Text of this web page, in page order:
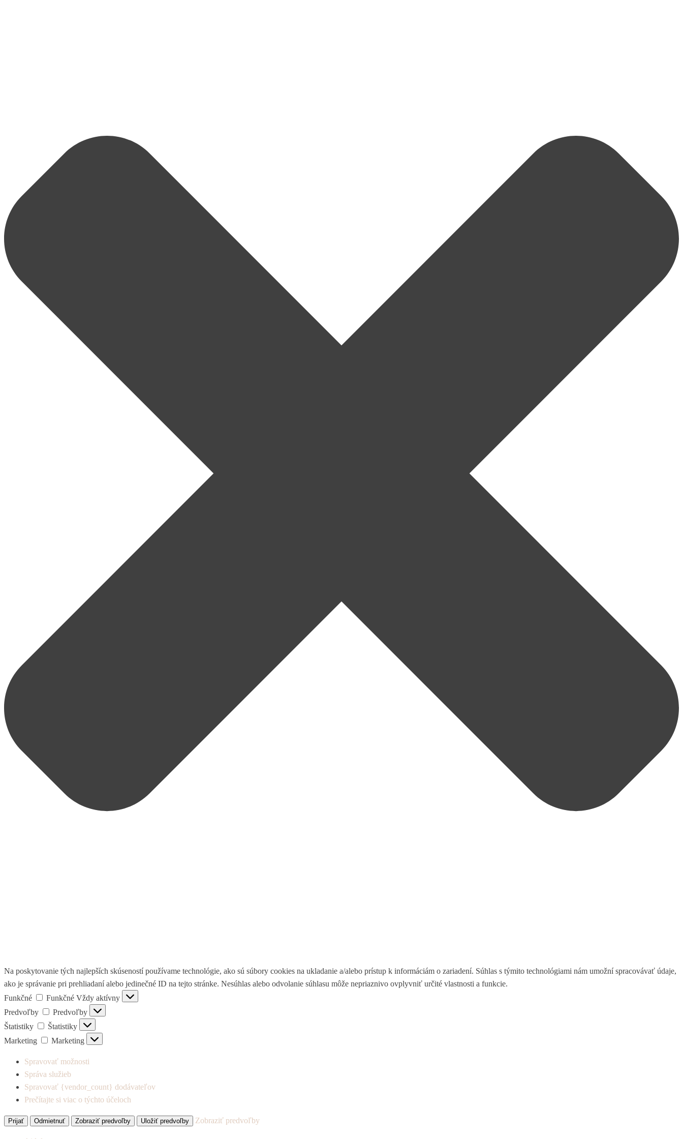
Na poskytovanie tých najlepších skúseností používame technológie, ako sú súbory cookies na ukladanie a/alebo prístup k informáciám o zariadení. Súhlas s týmito technológiami nám umožní spracovávať údaje,
ako je správanie pri prehliadaní alebo jedinečné ID na tejto stránke. Nesúhlas alebo odvolanie súhlasu môže nepriaznivo ovplyvniť určité vlastnosti a funkcie.
Funkčné
Funkčné Vždy aktívny
Predvoľby
Predvoľby
Štatistiky
Štatistiky
Marketing
Marketing
Spravovať možnosti
Správa služieb
Spravovať {vendor_count} dodávateľov
Prečítajte si viac o týchto účeloch
Prijať Odmietnuť Zobraziť predvoľby Uložiť predvoľby Zobraziť predvoľby